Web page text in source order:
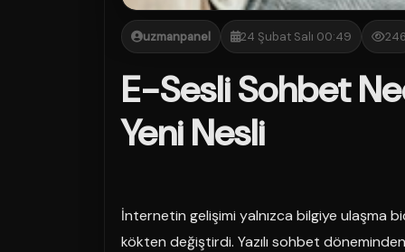
uzmanpanel 24 Şubat Salı 00:49
E-Sesli Sohbet
Yeni Nesli
İnternetin gelişimi yalnızca bilgiye ulaşma
kökten değiştirdi. Yazılı sohbet